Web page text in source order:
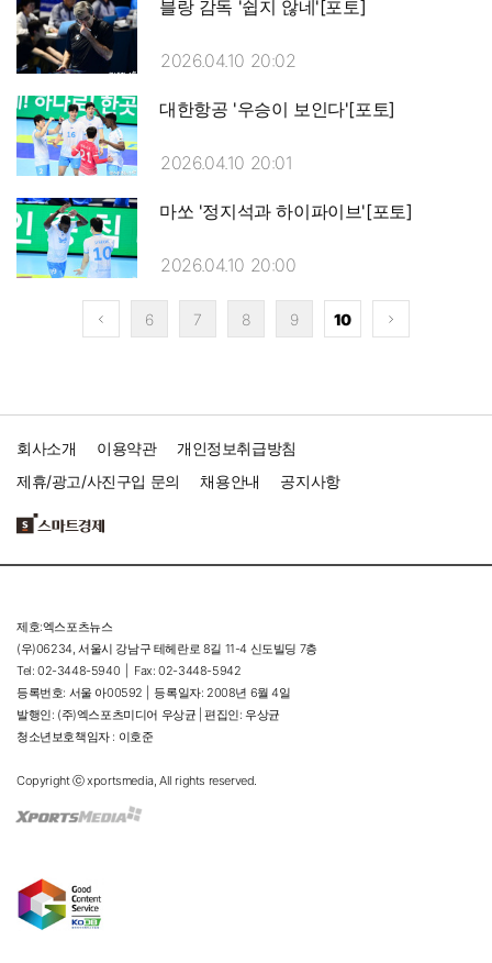
블랑 감독 '쉽지 않네'[포토]
2026.04.10 20:02
대한항공 '우승이 보인다'[포토]
2026.04.10 20:01
마쏘 '정지석과 하이파이브'[포토]
2026.04.10 20:00
6 7 8 9 10
회사소개 이용약관
개인정보취급방침
제휴/광고/사진구입 문의
채용안내 공지사항
제호:엑스포츠뉴스
(우)06234, 서울시 강남구 테헤란로 8길 11-4 신도빌딩 7층
Tel: 02-3448-5940 |
Fax: 02-3448-5942
등록번호: 서울 아00592 |
등록일자: 2008년 6월 4일
발행인: (주)엑스포츠미디어 우상균 | 편집인: 우상균
청소년보호책임자 : 이호준
Copyright ⓒ xportsmedia, All rights reserved.